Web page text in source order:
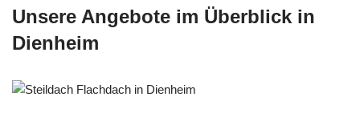
Unsere Angebote im Überblick in
Dienheim